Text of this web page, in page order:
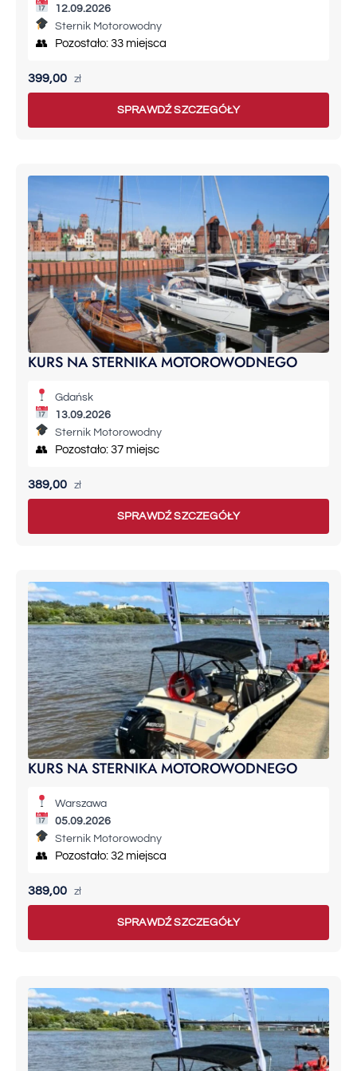
12.09.2026
Sternik Motorowodny
👥 Pozostało: 33 miejsca
399,00 zł
SPRAWDŹ SZCZEGÓŁY
KURS NA STERNIKA MOTOROWODNEGO
Gdańsk
13.09.2026
Sternik Motorowodny
👥 Pozostało: 37 miejsc
389,00 zł
SPRAWDŹ SZCZEGÓŁY
KURS NA STERNIKA MOTOROWODNEGO
Warszawa
05.09.2026
Sternik Motorowodny
👥 Pozostało: 32 miejsca
389,00 zł
SPRAWDŹ SZCZEGÓŁY